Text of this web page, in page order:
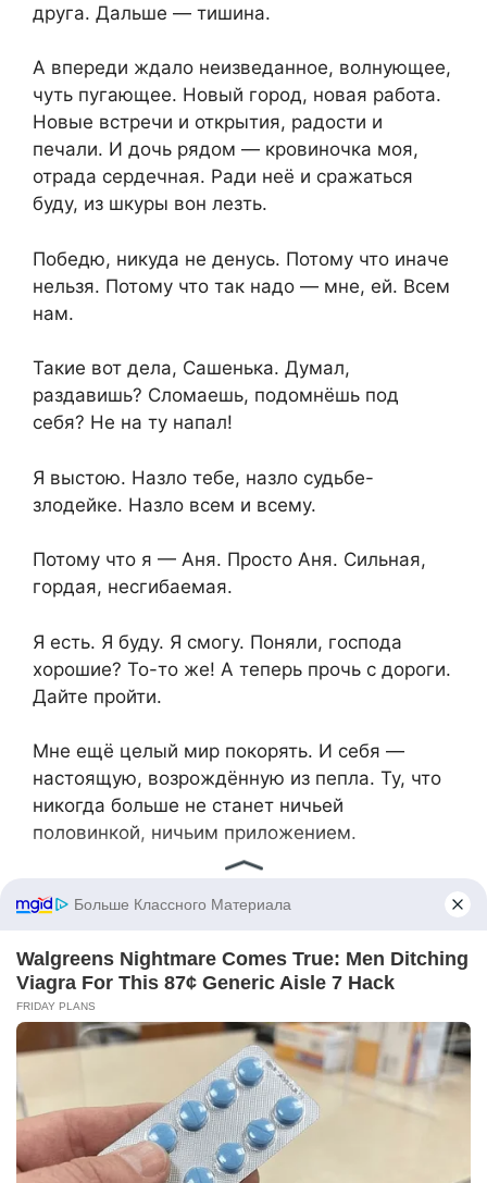
друга. Дальше — тишина.
А впереди ждало неизведанное, волнующее,
чуть пугающее. Новый город, новая работа.
Новые встречи и открытия, радости и
печали. И дочь рядом — кровиночка моя,
отрада сердечная. Ради неё и сражаться
буду, из шкуры вон лезть.
Победю, никуда не денусь. Потому что иначе
нельзя. Потому что так надо — мне, ей. Всем
нам.
Такие вот дела, Сашенька. Думал,
раздавишь? Сломаешь, подомнёшь под
себя? Не на ту напал!
Я выстою. Назло тебе, назло судьбе-
злодейке. Назло всем и всему.
Потому что я — Аня. Просто Аня. Сильная,
гордая, несгибаемая.
Я есть. Я буду. Я смогу. Поняли, господа
хорошие? То-то же! А теперь прочь с дороги.
Дайте пройти.
Мне ещё целый мир покорять. И себя —
настоящую, возрождённую из пепла. Ту, что
никогда больше не станет ничьей
половинкой, ничьим приложением.
посты в Facebook